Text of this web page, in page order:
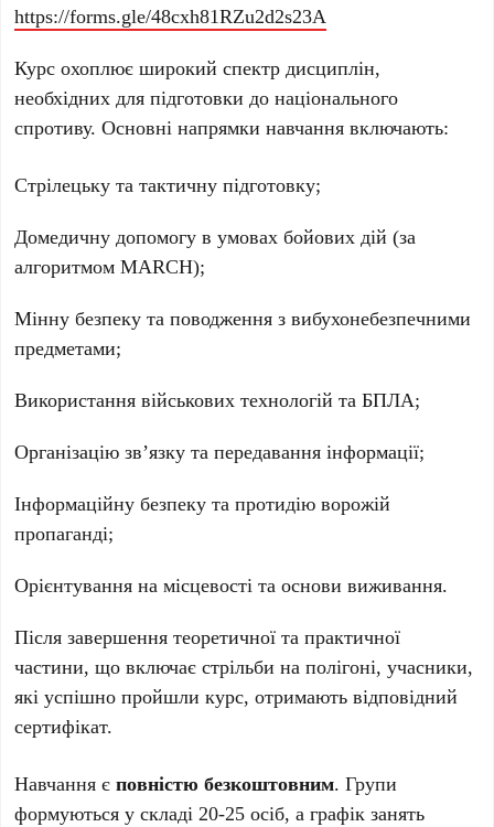
https://forms.gle/48cxh81RZu2d2s23A
Курс охоплює широкий спектр дисциплін,
необхідних для підготовки до національного
спротиву. Основні напрямки навчання включають:
Стрілецьку та тактичну підготовку;
Домедичну допомогу в умовах бойових дій (за
алгоритмом MARCH);
Мінну безпеку та поводження з вибухонебезпечними
предметами;
Використання військових технологій та БПЛА;
Організацію зв’язку та передавання інформації;
Інформаційну безпеку та протидію ворожій
пропаганді;
Орієнтування на місцевості та основи виживання.
Після завершення теоретичної та практичної
частини, що включає стрільби на полігоні, учасники,
які успішно пройшли курс, отримають відповідний
сертифікат.
Навчання єповністю безкоштовним. Групи
формуються у складі 20-25 осіб, а графік занять